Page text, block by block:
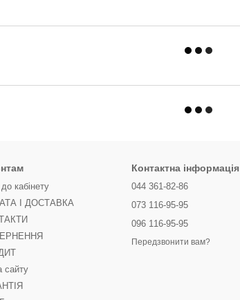
кабінету
І ДОСТАВКА
сайту
Контактна інформація
044 361-82-86
073 116-95-95
096 116-95-95
Передзвонити вам?